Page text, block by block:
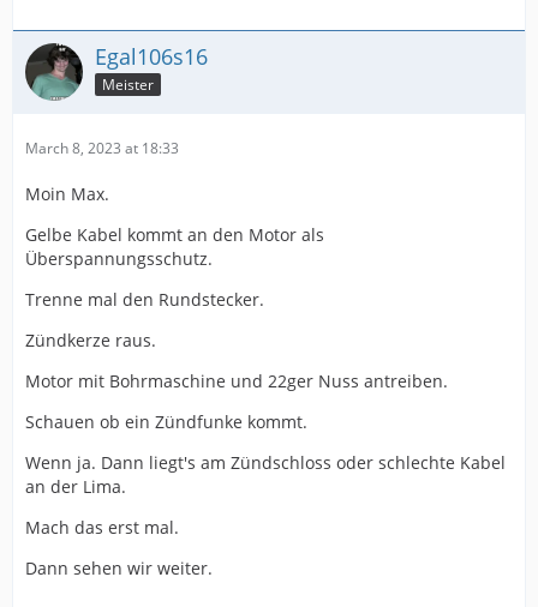
Egal106s16
Meister
March 8, 2023 at 18:33
Moin Max.
Gelbe Kabel kommt an den Motor als
Überspannungsschutz.
Trenne mal den Rundstecker.
Zündkerze raus.
Motor mit Bohrmaschine und 22ger Nuss antreiben.
Schauen ob ein Zündfunke kommt.
Wenn ja. Dann liegt's am Zündschloss oder schlechte Kabel
an der Lima.
Mach das erst mal.
Dann sehen wir weiter.